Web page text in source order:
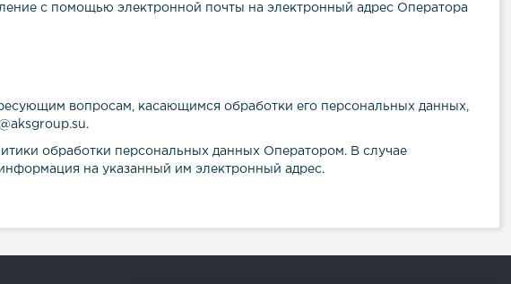
с помощью электронной почты на электронный адрес Оператора
вопросам, касающимся обработки его персональных данных,
aksgroup.su.
обработки персональных данных Оператором. В случае
на указанный им электронный адрес.